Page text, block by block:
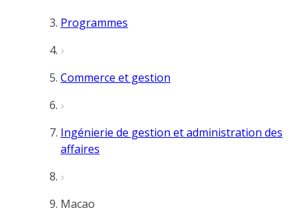
Programmes
Commerce et gestion
Ingénierie de gestion et administration des
affaires
Macao